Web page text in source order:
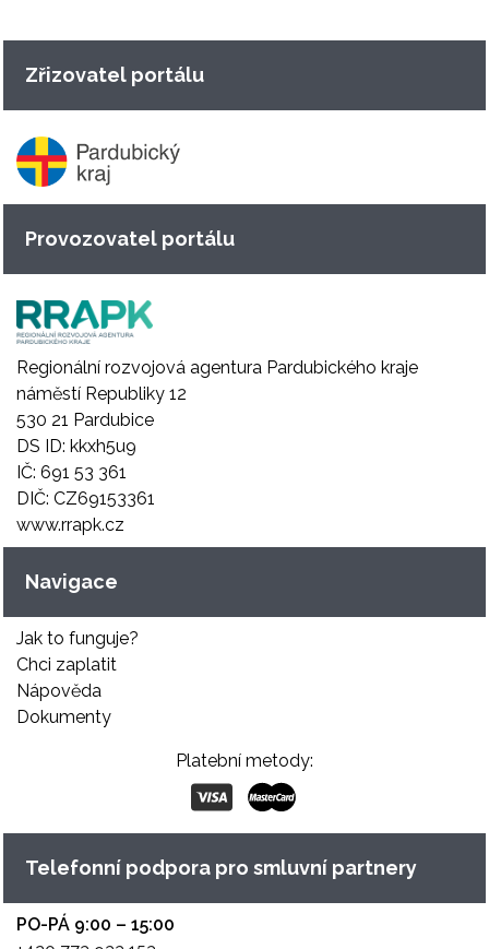
Zřizovatel portálu
Provozovatel portálu
Regionální rozvojová agentura Pardubického kraje
náměstí Republiky 12
530 21 Pardubice
DS ID: kkxh5u9
IČ: 691 53 361
DIČ: CZ69153361
www.rrapk.cz
Navigace
Jak to funguje?
Chci zaplatit
Nápověda
Dokumenty
Platební metody:
Telefonní podpora pro smluvní partnery
PO-PÁ 9:00 – 15:00